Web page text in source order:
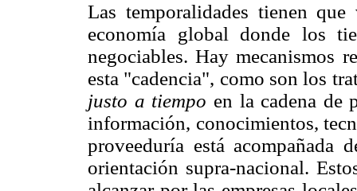
Las temporalidades tienen
economía global donde los
negociables. Hay mecanismos
esta "cadencia", como son los
justo a tiempo en la cadena de
información, conocimientos,
proveeduría está acompañada
orientación supra-nacional.